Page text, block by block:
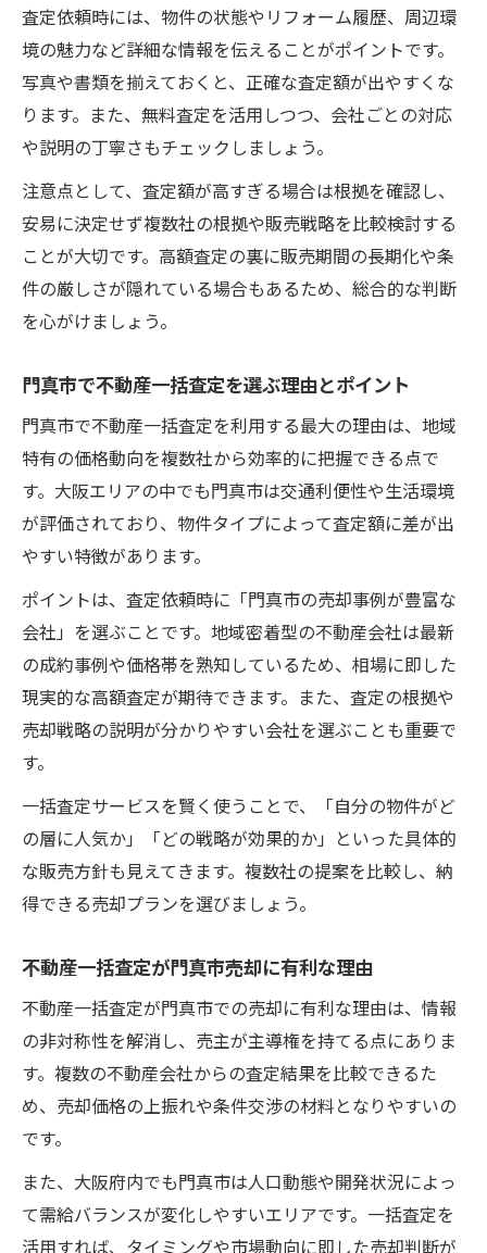
門真市で失敗しない不動産一括査定の見極
め方
高額売却に繋がる不動産一括査定の選定基
準
不動産一括査定を使いこなすためのチェッ
ク項目
門真市で役立つ不動産一括査定選びの注意
点
売却価格を高めるための実践ポイント集
不動産一括査定で売却価格を上げる工夫
門真市物件の価値向上に役立つ査定のポイ
高額売却に直結する不動産一括査定活用術
査定前後で確認すべき不動産一括査定の事
項
門真市で売却価格を左右する査定要素とは
門真市で失敗しない不動産売却の秘訣とは
不動産一括査定で売却失敗を防ぐ重要ポイ
ント
門真市で安心して売却するための査定活用
法
売却トラブルを避ける不動産一括査定の工
夫
門真市物件で後悔しないための査定チェッ
ク
査定依頼時には、物件の状態やリフォーム履歴、周辺環
境の魅力など詳細な情報を伝えることがポイントです。
写真や書類を揃えておくと、正確な査定額が出やすくな
ります。また、無料査定を活用しつつ、会社ごとの対応
や説明の丁寧さもチェックしましょう。
注意点として、査定額が高すぎる場合は根拠を確認し、
安易に決定せず複数社の根拠や販売戦略を比較検討する
ことが大切です。高額査定の裏に販売期間の長期化や条
件の厳しさが隠れている場合もあるため、総合的な判断
を心がけましょう。
門真市で不動産一括査定を選ぶ理由とポイント
門真市で不動産一括査定を利用する最大の理由は、地域
特有の価格動向を複数社から効率的に把握できる点で
す。大阪エリアの中でも門真市は交通利便性や生活環境
が評価されており、物件タイプによって査定額に差が出
やすい特徴があります。
ポイントは、査定依頼時に「門真市の売却事例が豊富な
会社」を選ぶことです。地域密着型の不動産会社は最新
の成約事例や価格帯を熟知しているため、相場に即した
現実的な高額査定が期待できます。また、査定の根拠や
売却戦略の説明が分かりやすい会社を選ぶことも重要で
す。
一括査定サービスを賢く使うことで、「自分の物件がど
の層に人気か」「どの戦略が効果的か」といった具体的
な販売方針も見えてきます。複数社の提案を比較し、納
得できる売却プランを選びましょう。
不動産一括査定が門真市売却に有利な理由
不動産一括査定が門真市での売却に有利な理由は、情報
の非対称性を解消し、売主が主導権を持てる点にありま
す。複数の不動産会社からの査定結果を比較できるた
め、売却価格の上振れや条件交渉の材料となりやすいの
です。
また、大阪府内でも門真市は人口動態や開発状況によっ
て需給バランスが変化しやすいエリアです。一括査定を
活用すれば、タイミングや市場動向に即した売却判断が